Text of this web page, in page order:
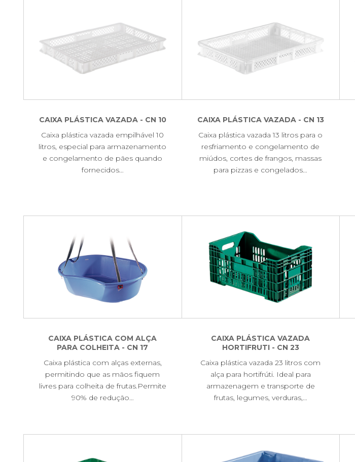
CAIXA PLÁSTICA VAZADA - CN 10
Caixa plástica vazada empilhável 10
litros, especial para armazenamento
e congelamento de pães quando
fornecidos…
CAIXA PLÁSTICA VAZADA - CN 13
Caixa plástica vazada 13 litros para o
resfriamento e congelamento de
miúdos, cortes de frangos, massas
para pizzas e congelados…
CAIXA PLÁSTICA COM ALÇA
PARA COLHEITA - CN 17
Caixa plástica com alças externas,
permitindo que as mãos fiquem
livres para colheita de frutas.Permite
90% de redução…
CAIXA PLÁSTICA VAZADA
HORTIFRUTI - CN 23
Caixa plástica vazada 23 litros com
alça para hortifrúti. Ideal para
armazenagem e transporte de
frutas, legumes, verduras,…